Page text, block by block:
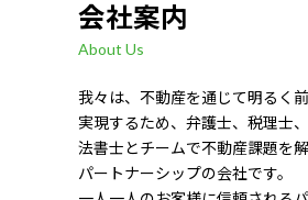
会社案内
About Us
我々は、不動産を通じて明るく
実現するため、弁護士、税理士
法書士とチームで不動産課題を
パートナーシップの会社です。